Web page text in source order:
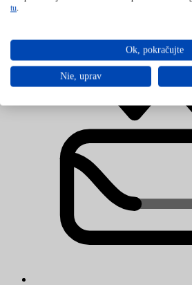
Lacný matrac
tu.
Ok, pokračujte
Nie, uprav